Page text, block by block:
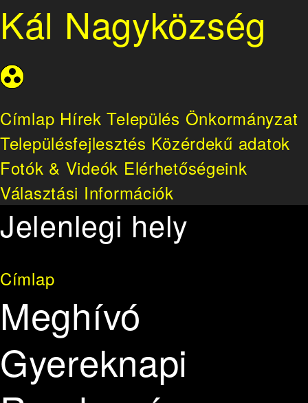
Kál Nagyközség
Címlap Hírek Település Önkormányzat
Településfejlesztés Közérdekű adatok
Fotók & Videók Elérhetőségeink
Választási Információk
Jelenlegi hely
Címlap
Meghívó
Gyereknapi